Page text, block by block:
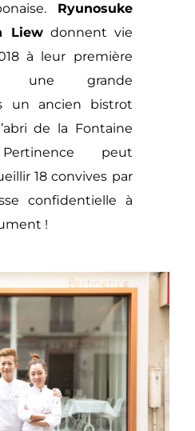
Ryunosuke
Liew donnent vie
à leur première
une grande
un ancien bistrot
de la Fontaine
peut
18 convives par
confidentielle à
!